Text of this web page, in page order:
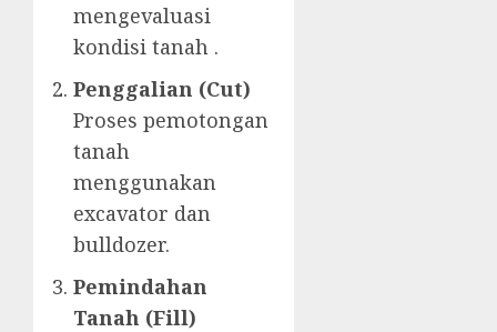
mengevaluasi
kondisi tanah .
Penggalian (Cut)
Proses pemotongan
tanah
menggunakan
excavator dan
bulldozer.
Pemindahan
Tanah (Fill)